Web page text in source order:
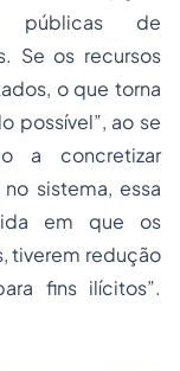
públicas de
Se os recursos
o que torna
possível”, ao se
a concretizar
sistema, essa
em que os
tiverem redução
fins ilícitos”.